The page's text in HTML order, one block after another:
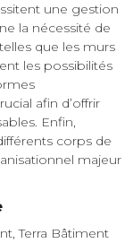
une gestion
la nécessité de
que les murs
les possibilités
afin d’offrir
Enfin,
corps de
majeur
Terra Bâtiment